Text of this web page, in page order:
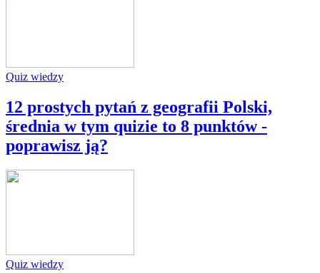
Quiz wiedzy
12 prostych pytań z geografii Polski,
średnia w tym quizie to 8 punktów -
poprawisz ją?
Quiz wiedzy